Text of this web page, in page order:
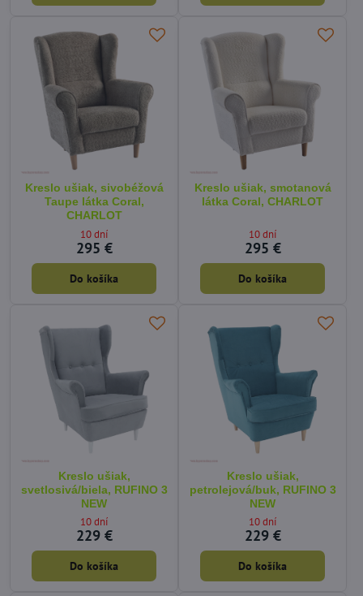
Kreslo ušiak, sivobéžová
Taupe látka Coral,
CHARLOT
10 dní
295 €
Do košíka
Kreslo ušiak, smotanová
látka Coral, CHARLOT
10 dní
295 €
Do košíka
Kreslo ušiak,
svetlosivá/biela, RUFINO 3
NEW
10 dní
229 €
Do košíka
Kreslo ušiak,
petrolejová/buk, RUFINO 3
NEW
10 dní
229 €
Do košíka